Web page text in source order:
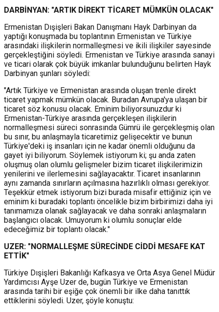
DARBİNYAN: "ARTIK DİREKT TİCARET MÜMKÜN OLACAK"
Ermenistan Dışişleri Bakan Danışmanı Hayk Darbinyan da
yaptığı konuşmada bu toplantının Ermenistan ve Türkiye
arasındaki ilişkilerin normalleşmesi ve ikili ilişkiler sayesinde
gerçekleştiğini söyledi. Ermenistan ve Türkiye arasında sanayi
ve ticari olarak çok büyük imkanlar bulunduğunu belirten Hayk
Darbinyan şunları söyledi:
"Artık Türkiye ve Ermenistan arasında oluşan trenle direkt
ticaret yapmak mümkün olacak. Buradan Avrupa'ya ulaşan bir
ticaret söz konusu olacak. Eminim biliyorsunuzdur ki
Ermenistan-Türkiye arasında gerçekleşen ilişkilerin
normalleşmesi süreci sonrasında Gümrü ile gerçekleşmiş olan
bu sınır, bu anlaşmayla ticaretimiz gelişecektir ve bunun
Türkiye'deki iş insanları için ne kadar önemli olduğunu da
gayet iyi biliyorum. Söylemek istiyorum ki; şu anda zaten
oluşmuş olan olumlu gelişmeler bizim ticaret ilişkilerimizin
yenilerini ve ilerlemesini sağlayacaktır. Ticaret insanlarının
aynı zamanda sınırların açılmasına hazırlıklı olması gerekiyor.
Teşekkür etmek istiyorum bizi burada misafir ettiğiniz için ve
eminim ki buradaki toplantı öncelikle bizim birbirimizi daha iyi
tanımamıza olanak sağlayacak ve daha sonraki anlaşmaların
başlangıcı olacak. Umuyorum ki olumlu sonuçlar elde
edeceğimiz bir toplantı olacak."
UZER: "NORMALLEŞME SÜRECİNDE CİDDİ MESAFE KAT
ETTİK"
Türkiye Dışişleri Bakanlığı Kafkasya ve Orta Asya Genel Müdür
Yardımcısı Ayşe Uzer de, bugün Türkiye ve Ermenistan
arasında tarihi bir eşiğe çok önemli bir ilke daha tanıttık
ettiklerini söyledi. Uzer, şöyle konuştu: